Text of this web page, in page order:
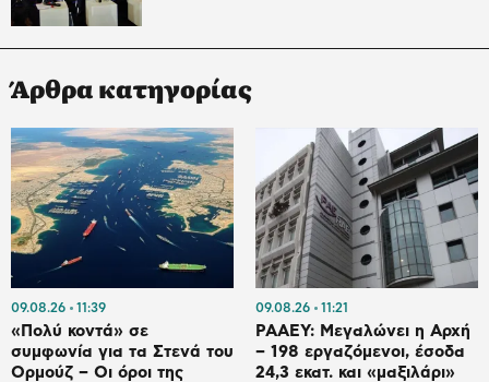
Άρθρα κατηγορίας
09.08.26 11:39
«Πολύ κοντά» σε
συμφωνία για τα Στενά του
Ορμούζ – Οι όροι της
09.08.26 11:21
ΡΑΑΕΥ: Μεγαλώνει η Αρχή
– 198 εργαζόμενοι, έσοδα
24,3 εκατ. και «μαξιλάρι»